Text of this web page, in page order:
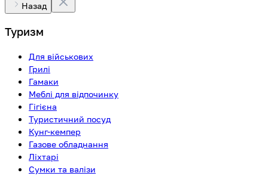
Назад
Туризм
Для військових
Грилі
Гамаки
Меблі для відпочинку
Гігієна
Туристичний посуд
Кунг-кемпер
Газове обладнання
Ліхтарі
Сумки та валізи